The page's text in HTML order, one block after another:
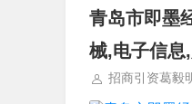
青岛市即墨
械,电子信息
招商引资葛毅